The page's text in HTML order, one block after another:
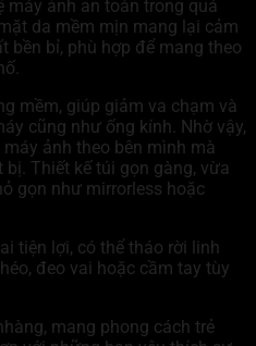
máy ảnh an toàn trong quá
da mềm mịn mang lại cảm
bền bỉ, phù hợp để mang theo
mềm, giúp giảm va chạm và
cũng như ống kính. Nhờ vậy,
ảnh theo bên mình mà
Thiết kế túi gọn gàng, vừa
gọn như mirrorless hoặc
tiện lợi, có thể tháo rời linh
đeo vai hoặc cầm tay tùy
mang phong cách trẻ